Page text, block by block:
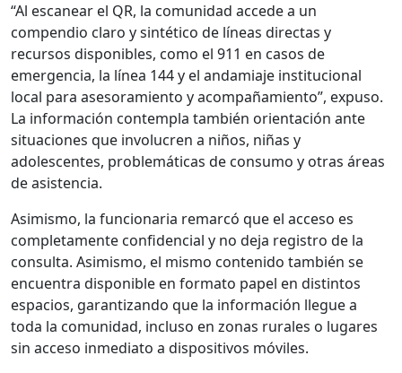
“Al escanear el QR, la comunidad accede a un
compendio claro y sintético de líneas directas y
recursos disponibles, como el 911 en casos de
emergencia, la línea 144 y el andamiaje institucional
local para asesoramiento y acompañamiento”, expuso.
La información contempla también orientación ante
situaciones que involucren a niños, niñas y
adolescentes, problemáticas de consumo y otras áreas
de asistencia.
Asimismo, la funcionaria remarcó que el acceso es
completamente confidencial y no deja registro de la
consulta. Asimismo, el mismo contenido también se
encuentra disponible en formato papel en distintos
espacios, garantizando que la información llegue a
toda la comunidad, incluso en zonas rurales o lugares
sin acceso inmediato a dispositivos móviles.